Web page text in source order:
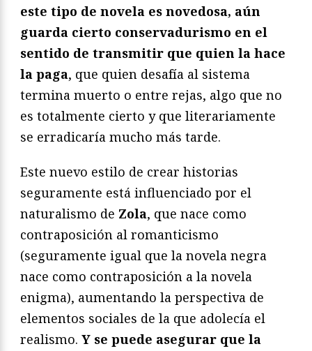
este tipo de novela es novedosa, aún
guarda cierto conservadurismo en el
sentido de transmitir que quien la hace
la paga, que quien desafía al sistema
termina muerto o entre rejas, algo que no
es totalmente cierto y que literariamente
se erradicaría mucho más tarde.
Este nuevo estilo de crear historias
seguramente está influenciado por el
naturalismo de Zola, que nace como
contraposición al romanticismo
(seguramente igual que la novela negra
nace como contraposición a la novela
enigma), aumentando la perspectiva de
elementos sociales de la que adolecía el
realismo. Y se puede asegurar que la